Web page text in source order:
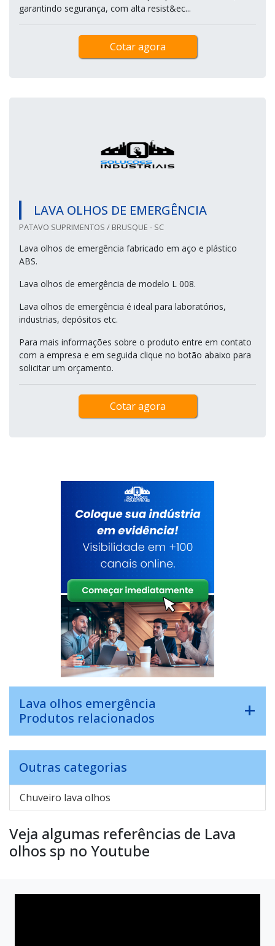
garantindo segurança, com alta resist&ec...
Cotar agora
LAVA OLHOS DE EMERGÊNCIA
PATAVO SUPRIMENTOS / BRUSQUE - SC
Lava olhos de emergência fabricado em aço e plástico
ABS.
Lava olhos de emergência de modelo L 008.
Lava olhos de emergência é ideal para laboratórios,
industrias, depósitos etc.
Para mais informações sobre o produto entre em contato
com a empresa e em seguida clique no botão abaixo para
solicitar um orçamento.
Cotar agora
Lava olhos emergência
Produtos relacionados
Outras categorias
Chuveiro lava olhos
Veja algumas referências de Lava
olhos sp no Youtube